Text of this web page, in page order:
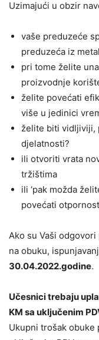
Uzimajući u obzir
vaše preduzeće
preduzeća iz
pri tome želite
proizvodnje
želite povećati
više u jedinici
želite biti vidljiviji,
djelatnosti?
ili otvoriti vrata
tržištima
ili ‘pak možda
povećati
Ako su Vaši
na obuku,
30.04.2022.godine.
Učesnici trebaju
KM sa uključenim
Ukupni trošak obuke